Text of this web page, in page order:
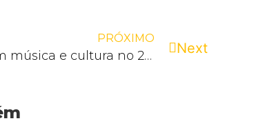
PRÓXIMO
Hoje tem música e cultura no 23º Encontro Paranaense de Veículos Especiais! Next